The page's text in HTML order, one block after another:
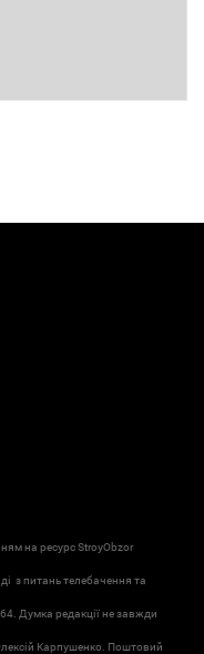
на ресурс StroyObzor
з питань телебачення та
Думка редакції не завжди
Карпушенко. Поштовий